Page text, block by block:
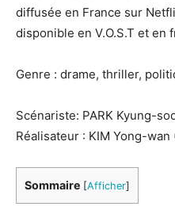
diffusée en France sur
disponible en V.O.S.T et en
Genre : drame, thriller,
Scénariste: PARK Kyung-
Réalisateur : KIM Yong-
Sommaire [Afficher]